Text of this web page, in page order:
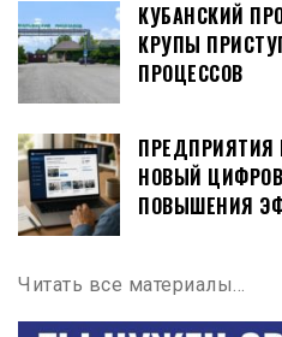
КУБАНСКИЙ
КРУПЫ
ПРОЦЕССОВ
ПРЕДПРИЯТИЯ
НОВЫЙ
ПОВЫШЕНИЯ
Читать все материалы…